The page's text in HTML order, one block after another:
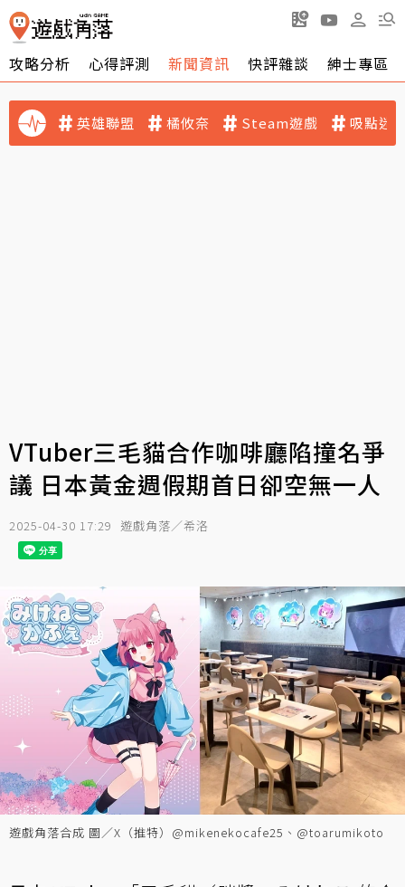
攻略分析 心得評測 新聞資訊 快評雜談 紳士專區
英雄聯盟 橘攸奈 Steam遊戲 吸點迷
VTuber三毛貓合作咖啡廳陷撞名爭
議 日本黃金週假期首日卻空無一人
2025-04-30 17:29 遊戲角落／希洛
遊戲角落合成 圖／X（推特）@mikenekocafe25、@toarumikoto